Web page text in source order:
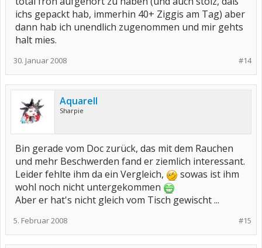
ichs gepackt hab, immerhin 40+ Ziggis am Tag) aber
dann hab ich unendlich zugenommen und mir gehts
halt mies.
#14
30. Januar 2008
Aquarell
Sharpie
Bin gerade vom Doc zurück, das mit dem Rauchen
und mehr Beschwerden fand er ziemlich interessant.
Leider fehlte ihm da ein Vergleich,
sowas ist ihm
wohl noch nicht untergekommen
Aber er hat's nicht gleich vom Tisch gewischt ...
#15
5. Februar 2008